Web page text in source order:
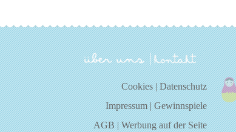
über uns kontakt
Cookies|Datenschutz
Impressum|Gewinnspiele
AGB|Werbung auf der Seite